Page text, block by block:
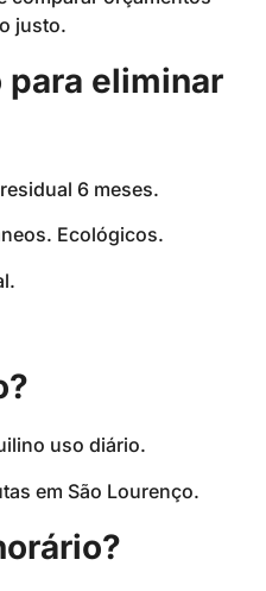
justo.
eliminar
6 meses.
Ecológicos.
uso diário.
em São Lourenço.